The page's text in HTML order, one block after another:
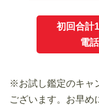
初回合計
電
※お試し鑑定のキャ
ございます。お早め